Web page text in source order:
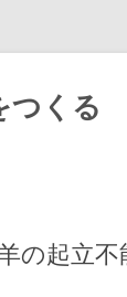
つくる
起立